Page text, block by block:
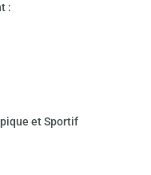
:
et Sportif